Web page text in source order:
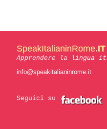
SpeakItalianinRome.IT
Apprendere la lingua
info@speakitalianinrome.it
Seguici su